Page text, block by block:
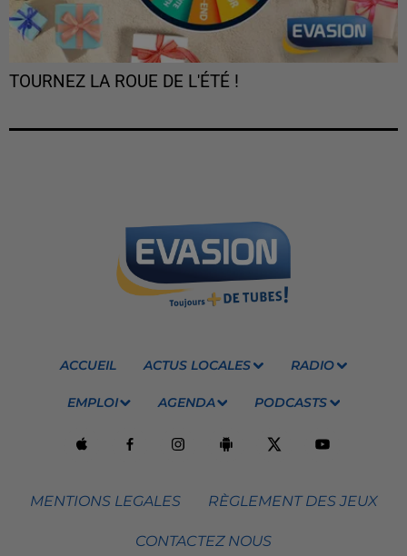
TOURNEZ LA ROUE DE L'ÉTÉ !
ACCUEIL ACTUS LOCALES RADIO
EMPLOI AGENDA PODCASTS
MENTIONS LEGALES RÈGLEMENT DES JEUX
CONTACTEZ NOUS